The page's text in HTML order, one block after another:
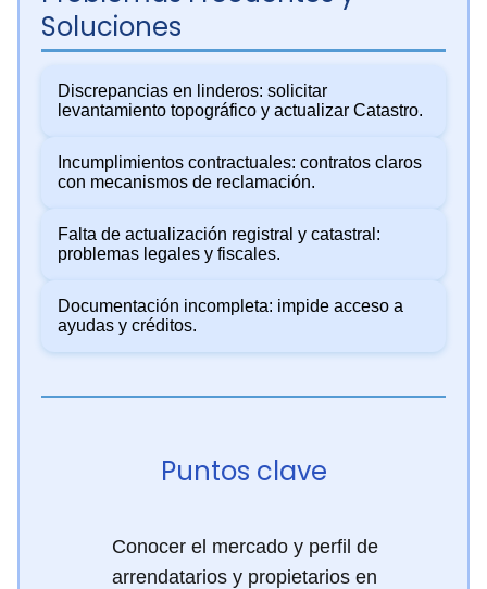
Soluciones
Discrepancias en linderos: solicitar
levantamiento topográfico y actualizar Catastro.
Incumplimientos contractuales: contratos claros
con mecanismos de reclamación.
Falta de actualización registral y catastral:
problemas legales y fiscales.
Documentación incompleta: impide acceso a
ayudas y créditos.
Puntos clave
Conocer el mercado y perfil de
arrendatarios y propietarios en